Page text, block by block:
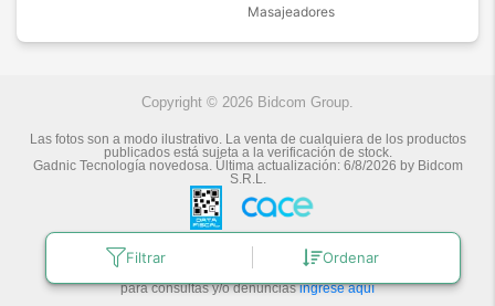
Filtrar Ordenar
Masajeadores
Copyright © 2026 Bidcom Group.
Las fotos son a modo ilustrativo. La venta de cualquiera de los productos
publicados está sujeta a la verificación de stock.
Gadnic Tecnología novedosa.Última actualización: 6/8/2026 by Bidcom
S.R.L.
Botón de arrepentimiento
para consultas y/o denunciasingrese aquí